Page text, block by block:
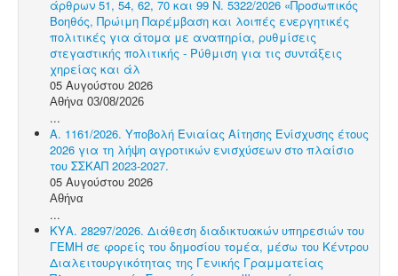
άρθρων 51, 54, 62, 70 και 99 Ν. 5322/2026 «Προσωπικός
Βοηθός, Πρώιμη Παρέμβαση και λοιπές ενεργητικές
πολιτικές για άτομα με αναπηρία, ρυθμίσεις
στεγαστικής πολιτικής - Ρύθμιση για τις συντάξεις
χηρείας και άλ
05 Αυγούστου 2026
Αθήνα 03/08/2026
...
Α. 1161/2026. Υποβολή Ενιαίας Αίτησης Ενίσχυσης έτους
2026 για τη λήψη αγροτικών ενισχύσεων στο πλαίσιο
του ΣΣΚΑΠ 2023-2027.
05 Αυγούστου 2026
Αθήνα
...
ΚΥΑ. 28297/2026. Διάθεση διαδικτυακών υπηρεσιών του
ΓΕΜΗ σε φορείς του δημοσίου τομέα, μέσω του Κέντρου
Διαλειτουργικότητας της Γενικής Γραμματείας